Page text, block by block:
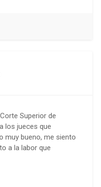
Superior de
los jueces que
muy bueno, me siento
a la labor que